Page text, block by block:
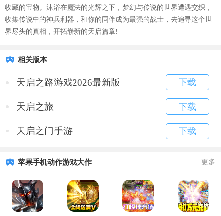
收藏的宝物。沐浴在魔法的光辉之下，梦幻与传说的世界遭遇交织，
收集传说中的神兵利器，和你的同伴成为最强的战士，去追寻这个世
界尽头的真相，开拓崭新的天启篇章!
相关版本
天启之路游戏2026最新版 下载
天启之旅 下载
天启之门手游 下载
苹果手机动作游戏大作 更多